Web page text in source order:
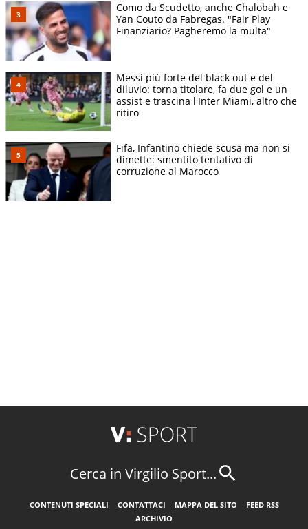
Como da Scudetto, anche Chalobah e
Yan Couto da Fabregas. "Fair Play
Finanziario? Pagheremo la multa"
Messi più forte del black out e del
diluvio: torna titolare, fa due gol e un
assist e trascina l'Inter Miami, altro che
ritiro
Fifa, Infantino chiede scusa ma non si
dimette: smentito tentativo di
corruzione al Marocco
Cerca in Virgilio Sport...
CONTENUTI SPECIALI CONTATTACI MAPPA DEL SITO
FEED RSS
ARCHIVIO